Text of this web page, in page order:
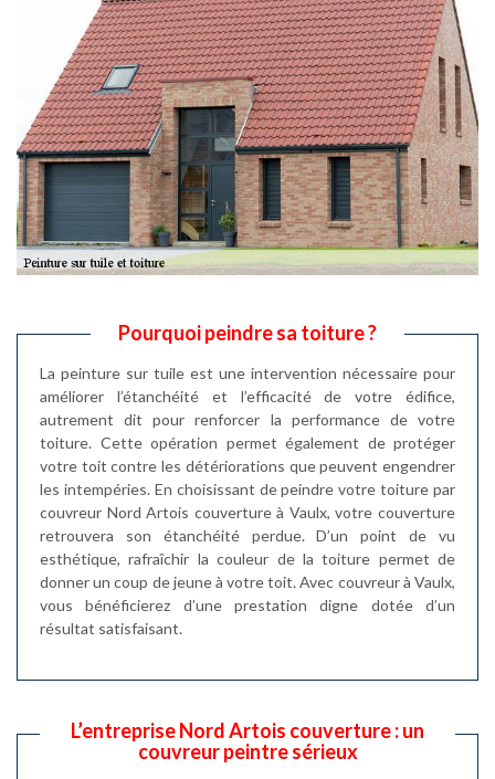
Pourquoi peindre sa toiture ?
La peinture sur tuile est une intervention nécessaire pour
améliorer l’étanchéité et l’efficacité de votre édifice,
autrement dit pour renforcer la performance de votre
toiture. Cette opération permet également de protéger
votre toit contre les détériorations que peuvent engendrer
les intempéries. En choisissant de peindre votre toiture par
couvreur Nord Artois couverture à Vaulx, votre couverture
retrouvera son étanchéité perdue. D’un point de vu
esthétique, rafraîchir la couleur de la toiture permet de
donner un coup de jeune à votre toit. Avec couvreur à Vaulx,
vous bénéficierez d’une prestation digne dotée d’un
résultat satisfaisant.
L’entreprise Nord Artois couverture : un
couvreur peintre sérieux